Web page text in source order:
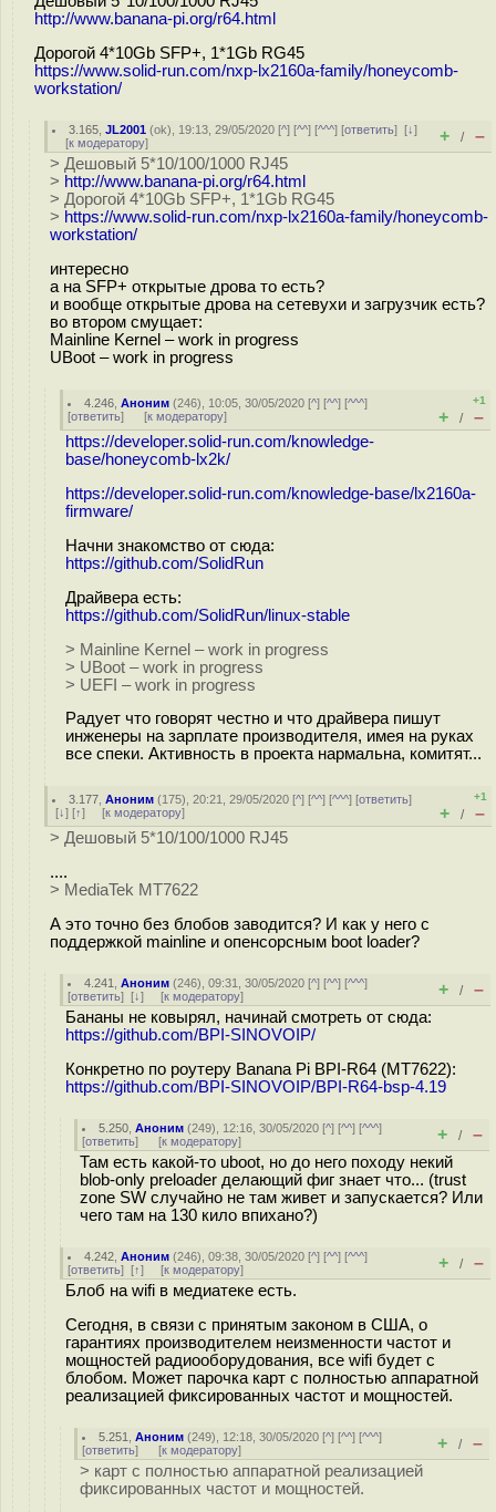
http://www.banana-pi.org/r64.html
Дорогой 4*10Gb SFP+, 1*1Gb RG45
https://www.solid-run.com/nxp-lx2160a-family/honeycomb-
workstation/
3.165 ,JL2001 (ok), 19:13, 29/05/2020 [^] [^^] [^^^] [ответить][↓]
[к модератору] + / –
> Дешовый 5*10/100/1000 RJ45
> http://www.banana-pi.org/r64.html
> Дорогой 4*10Gb SFP+, 1*1Gb RG45
> https://www.solid-run.com/nxp-lx2160a-family/honeycomb-
workstation/
интересно
а на SFP+ открытые дрова то есть?
и вообще открытые дрова на сетевухи и загрузчик есть?
во втором смущает:
Mainline Kernel – work in progress
UBoot – work in progress
4.246 ,Аноним (246), 10:05, 30/05/2020 [^] [^^] [^^^]
[ответить] [к модератору]
+1
+ / –
https://developer.solid-run.com/knowledge-
base/honeycomb-lx2k/
https://developer.solid-run.com/knowledge-base/lx2160a-
firmware/
Начни знакомство от сюда:
https://github.com/SolidRun
Драйвера есть:
https://github.com/SolidRun/linux-stable
> Mainline Kernel – work in progress
> UBoot – work in progress
> UEFI – work in progress
Радует что говорят честно и что драйвера пишут
инженеры на зарплате производителя, имея на руках
все спеки. Активность в проекта нармальна, комитят...
3.177 ,Аноним (175), 20:21, 29/05/2020 [^] [^^] [^^^] [ответить]
[↓] [↑] [к модератору]
+1
+ / –
> Дешовый 5*10/100/1000 RJ45
....
> MediaTek MT7622
А это точно без блобов заводится? И как у него с
поддержкой mainline и опенсорсным boot loader?
4.241 ,Аноним (246), 09:31, 30/05/2020 [^] [^^] [^^^]
[ответить] [↓] [к модератору] + / –
Бананы не ковырял, начинай смотреть от сюда:
https://github.com/BPI-SINOVOIP/
Конкретно по роутеру Banana Pi BPI-R64 (MT7622):
https://github.com/BPI-SINOVOIP/BPI-R64-bsp-4.19
5.250 ,Аноним (249), 12:16, 30/05/2020 [^] [^^] [^^^]
[ответить] [к модератору] + / –
Там есть какой-то uboot, но до него походу некий
blob-only preloader делающий фиг знает что... (trust
zone SW случайно не там живет и запускается? Или
чего там на 130 кило впихано?)
4.242 ,Аноним (246), 09:38, 30/05/2020 [^] [^^] [^^^]
[ответить] [↑] [к модератору] + / –
Блоб на wifi в медиатеке есть.
Сегодня, в связи с принятым законом в США, о
гарантиях производителем неизменности частот и
мощностей радиооборудования, все wifi будет с
блобом. Может парочка карт с полностью аппаратной
реализацией фиксированных частот и мощностей.
5.251 ,Аноним (249), 12:18, 30/05/2020 [^] [^^] [^^^]
[ответить] [к модератору] + / –
> карт с полностью аппаратной реализацией
фиксированных частот и мощностей.